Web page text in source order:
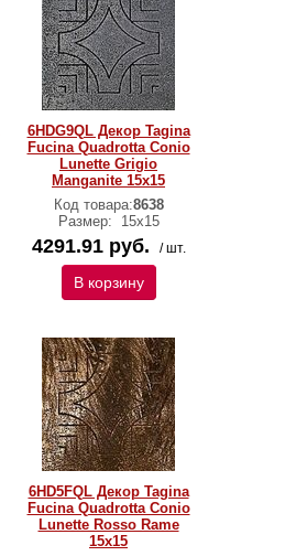
6HDG9QL Декор Tagina
Fucina Quadrotta Conio
Lunette Grigio
Manganite 15x15
Код товара:8638
Размер:
15x15
4291.91 руб. / шт.
В корзину
6HD5FQL Декор Tagina
Fucina Quadrotta Conio
Lunette Rosso Rame
15x15